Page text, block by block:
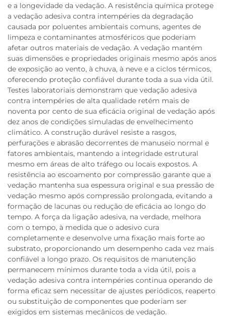
e a longevidade da vedação. A resistência química protege
a vedação adesiva contra intempéries da degradação
causada por poluentes ambientais comuns, agentes de
limpeza e contaminantes atmosféricos que poderiam
afetar outros materiais de vedação. A vedação mantém
suas dimensões e propriedades originais mesmo após anos
de exposição ao vento, à chuva, à neve e a ciclos térmicos,
oferecendo proteção confiável durante toda a sua vida útil.
Testes laboratoriais demonstram que vedação adesiva
contra intempéries de alta qualidade retém mais de
noventa por cento de sua eficácia original de vedação após
dez anos de condições simuladas de envelhecimento
climático. A construção durável resiste a rasgos,
perfurações e abrasão decorrentes de manuseio normal e
fatores ambientais, mantendo a integridade estrutural
mesmo em áreas de alto tráfego ou locais expostos. A
resistência ao escoamento por compressão garante que a
vedação mantenha sua espessura original e sua pressão de
vedação mesmo após compressão prolongada, evitando a
formação de lacunas ou redução de eficácia ao longo do
tempo. A força da ligação adesiva, na verdade, melhora
com o tempo, à medida que o adesivo cura
completamente e desenvolve uma fixação mais forte ao
substrato, proporcionando um desempenho cada vez mais
confiável a longo prazo. Os requisitos de manutenção
permanecem mínimos durante toda a vida útil, pois a
vedação adesiva contra intempéries continua operando de
forma eficaz sem necessitar de ajustes periódicos, reaperto
ou substituição de componentes que poderiam ser
exigidos em sistemas mecânicos de vedação.